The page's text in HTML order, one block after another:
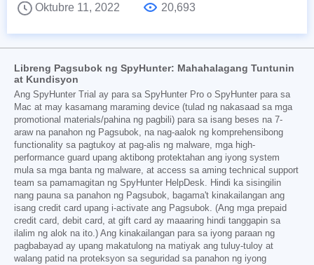
Oktubre 11, 2022
20,693
Libreng Pagsubok ng SpyHunter: Mahahalagang Tuntunin
at Kundisyon
Ang SpyHunter Trial ay para sa SpyHunter Pro o SpyHunter para sa
Mac at may kasamang maraming device (tulad ng nakasaad sa mga
promotional materials/pahina ng pagbili) para sa isang beses na 7-
araw na panahon ng Pagsubok, na nag-aalok ng komprehensibong
functionality sa pagtukoy at pag-alis ng malware, mga high-
performance guard upang aktibong protektahan ang iyong system
mula sa mga banta ng malware, at access sa aming technical support
team sa pamamagitan ng SpyHunter HelpDesk. Hindi ka sisingilin
nang pauna sa panahon ng Pagsubok, bagama't kinakailangan ang
isang credit card upang i-activate ang Pagsubok. (Ang mga prepaid
credit card, debit card, at gift card ay maaaring hindi tanggapin sa
ilalim ng alok na ito.) Ang kinakailangan para sa iyong paraan ng
pagbabayad ay upang makatulong na matiyak ang tuluy-tuloy at
walang patid na proteksyon sa seguridad sa panahon ng iyong